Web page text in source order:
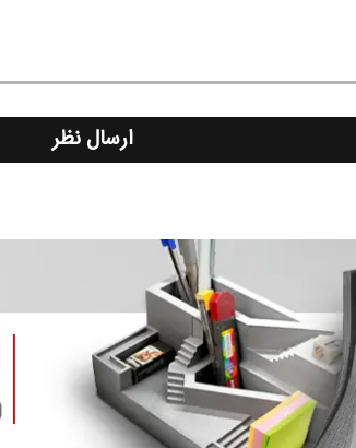
ارسال نظر